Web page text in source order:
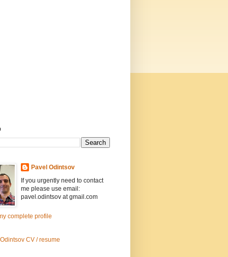
Pavel Odintsov
If you urgently need to contact
me please use email:
pavel.odintsov at gmail.com
complete profile
CV / resume